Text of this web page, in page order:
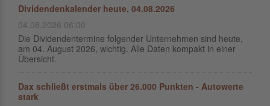
Dividendenkalender heute, 04.08.2026
04.08.2026 06:00
Die Dividendentermine folgender Unternehmen sind heute,
am 04. August 2026, wichtig. Alle Daten kompakt in einer
Übersicht.
Dax schließt erstmals über 26.000 Punkten - Autowerte
stark